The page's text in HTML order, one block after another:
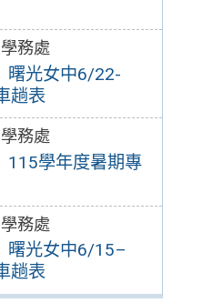
學務處
曙光女中6/22-
趟表
學務處
115學年度暑期專
學務處
曙光女中6/15–
趟表